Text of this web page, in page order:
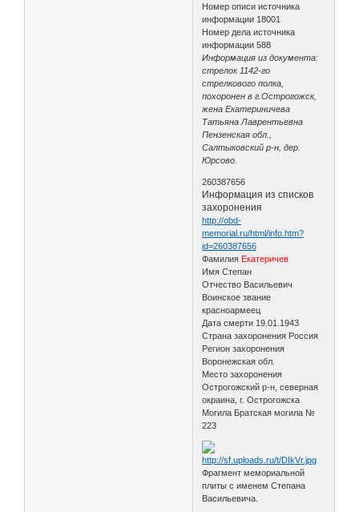
Номер описи источника
информации 18001
Номер дела источника
информации 588
Информация из документа:
стрелок 1142-го
стрелкового полка,
похоронен в г.Острогожск,
жена Екатериничева
Татьяна Лаврентьевна
Пензенская обл.,
Салтыковский р-н, дер.
Юрсово.
260387656
Информация из списков
захоронения
http://obd-
memorial.ru/html/info.htm?
id=260387656
Фамилия Екатеричев
Имя Степан
Отчество Васильевич
Воинское звание
красноармеец
Дата смерти 19.01.1943
Страна захоронения Россия
Регион захоронения
Воронежская обл.
Место захоронения
Острогожский р-н, северная
окраина, г. Острогожска
Могила Братская могила №
223
Фрагмент мемориальной
плиты с именем Степана
Васильевича.